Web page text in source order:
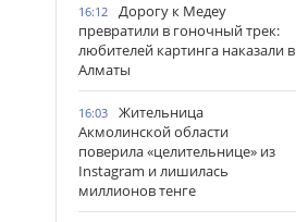
16:12
Дорогу к Медеу
превратили в гоночный трек:
любителей картинга наказали в
Алматы
16:03
Жительница
Акмолинской области
поверила «целительнице» из
Instagram и лишилась
миллионов тенге